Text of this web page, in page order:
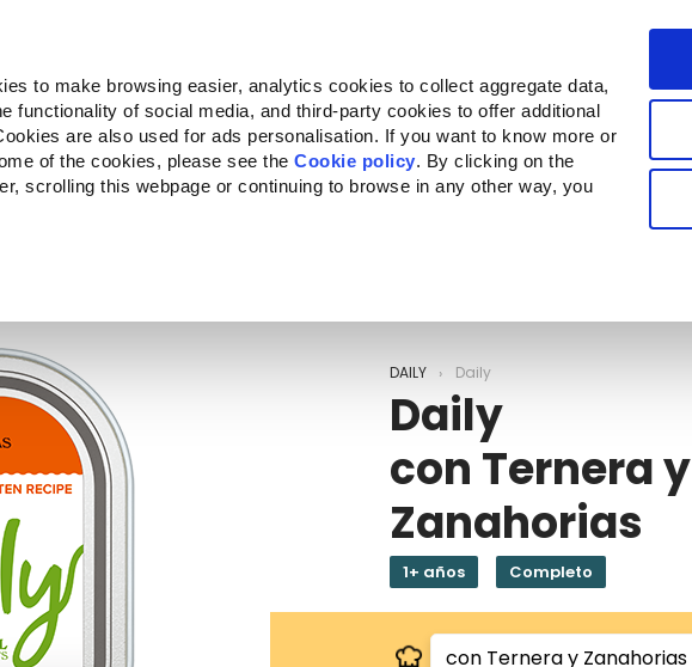
to make browsing easier, analytics cookies to collect aggregate data,
functionality of social media, and third-party cookies to offer additional
are also used for ads personalisation. If you want to know more or
of the cookies, please see theCookie policy. By clicking on the
scrolling this webpage or continuing to browse in any other way, you
for Life Convocatoria Quiénes somos Dónde comprar
location.
DAILY Daily
Daily
con Ternera y
Zanahorias
1+ años Completo